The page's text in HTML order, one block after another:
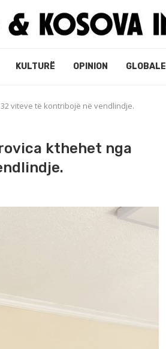
KULTURË OPINION GLOBALE
viteve të kontribojë në vendlindje.
kthehet nga